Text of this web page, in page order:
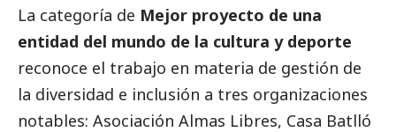
La categoría de Mejor proyecto de una
entidad del mundo de la cultura y deporte
reconoce el trabajo en materia de gestión de
la diversidad e inclusión a tres organizaciones
notables: Asociación Almas Libres, Casa Batlló